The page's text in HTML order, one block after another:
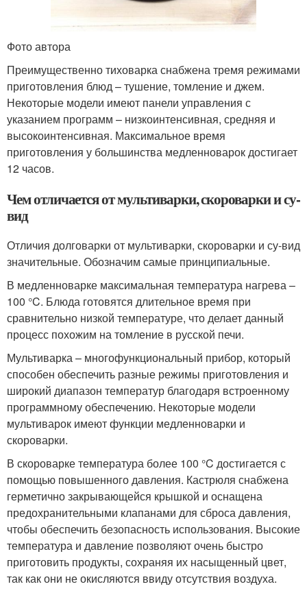
Фото автора
Преимущественно тиховарка снабжена тремя режимами
приготовления блюд – тушение, томление и джем.
Некоторые модели имеют панели управления с
указанием программ – низкоинтенсивная, средняя и
высокоинтенсивная. Максимальное время
приготовления у большинства медленноварок достигает
12 часов.
Чем отличается от мультиварки, скороварки и су-
вид
Отличия долговарки от мультиварки, скороварки и су-вид
значительные. Обозначим самые принципиальные.
В медленноварке максимальная температура нагрева –
100 °C. Блюда готовятся длительное время при
сравнительно низкой температуре, что делает данный
процесс похожим на томление в русской печи.
Мультиварка – многофункциональный прибор, который
способен обеспечить разные режимы приготовления и
широкий диапазон температур благодаря встроенному
программному обеспечению. Некоторые модели
мультиварок имеют функции медленноварки и
скороварки.
В скороварке температура более 100 °C достигается с
помощью повышенного давления. Кастрюля снабжена
герметично закрывающейся крышкой и оснащена
предохранительными клапанами для сброса давления,
чтобы обеспечить безопасность использования. Высокие
температура и давление позволяют очень быстро
приготовить продукты, сохраняя их насыщенный цвет,
так как они не окисляются ввиду отсутствия воздуха.